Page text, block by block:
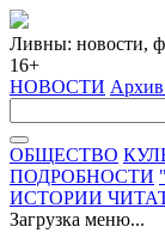
Ливны: новости,
16+
НОВОСТИ Архив
ОБЩЕСТВО
ПОДРОБНОСТИ
ИСТОРИИ
Загрузка меню...